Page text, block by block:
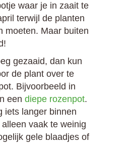
waar je in zaait te
terwijl de planten
moeten. Maar buiten
gezaaid, dan kun
de plant over te
Bijvoorbeeld in
een diepe rozenpot.
iets langer binnen
vaak te weinig
gele blaadjes of